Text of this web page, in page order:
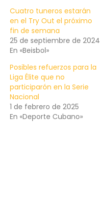
Cuatro tuneros estarán
en el Try Out el próximo
fin de semana
25 de septiembre de 2024
En «Beisbol»
Posibles refuerzos para la
Liga Élite que no
participarón en la Serie
Nacional
1 de febrero de 2025
En «Deporte Cubano»